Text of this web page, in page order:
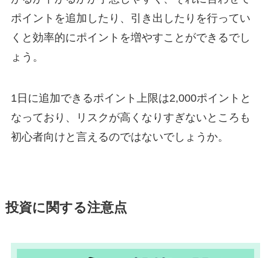
ポイントを追加したり、引き出したりを行ってい
くと効率的にポイントを増やすことができるでし
ょう。
1日に追加できるポイント上限は2,000ポイントと
なっており、リスクが高くなりすぎないところも
初心者向けと言えるのではないでしょうか。
投資に関する注意点